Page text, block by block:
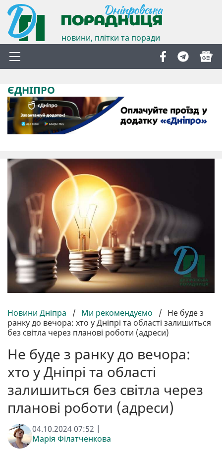
новини, плітки та поради
ЄДНІПРО
Новини Дніпра / Ми рекомендуємо / Не буде з
ранку до вечора: хто у Дніпрі та області залишиться
без світла через планові роботи (адреси)
Не буде з ранку до вечора:
хто у Дніпрі та області
залишиться без світла через
планові роботи (адреси)
04.10.2024 07:52 |
Марія Філатченкова